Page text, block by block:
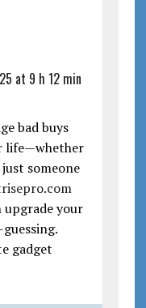
at 9 h 12 min
bad buys
life—whether
someone
upgrade your
gadget